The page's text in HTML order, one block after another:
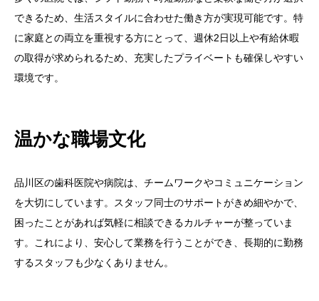
できるため、生活スタイルに合わせた働き方が実現可能です。特
に家庭との両立を重視する方にとって、週休2日以上や有給休暇
の取得が求められるため、充実したプライベートも確保しやすい
環境です。
温かな職場文化
品川区の歯科医院や病院は、チームワークやコミュニケーション
を大切にしています。スタッフ同士のサポートがきめ細やかで、
困ったことがあれば気軽に相談できるカルチャーが整っていま
す。これにより、安心して業務を行うことができ、長期的に勤務
するスタッフも少なくありません。